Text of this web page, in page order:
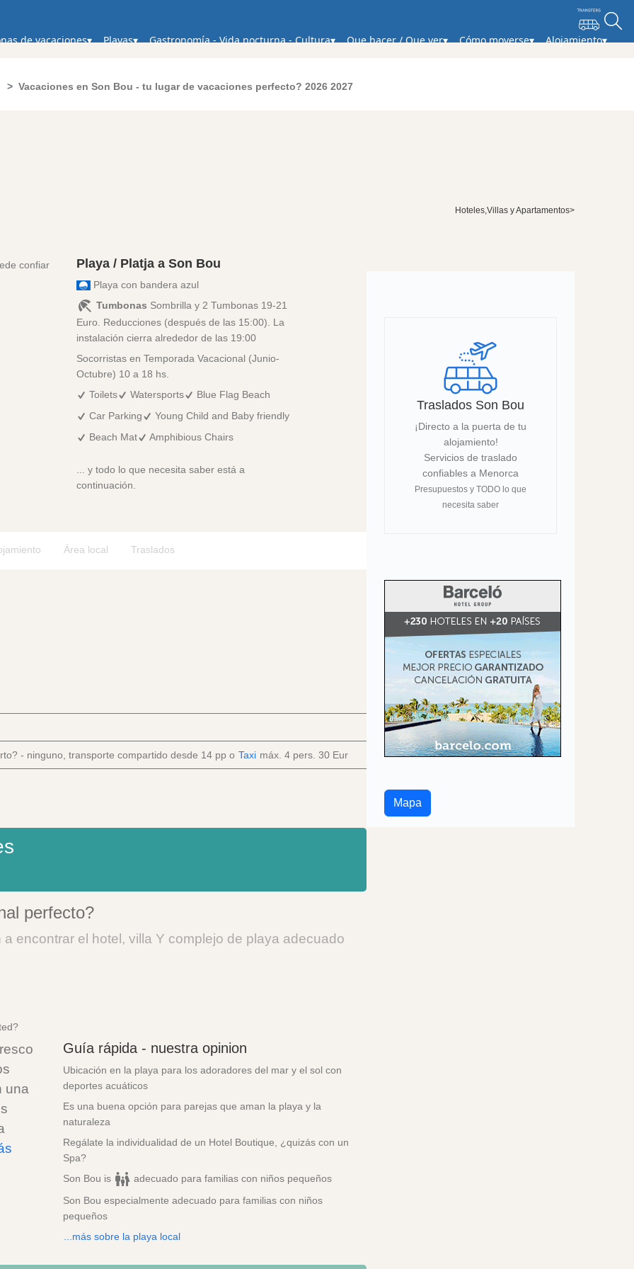
Vacaciones en Son Bou - tu lugar de vacaciones perfecto? 2026 2027
Hoteles,Villas y Apartamentos>
Playa / Platja a Son Bou
Playa con bandera azul
Tumbonas Sombrilla y 2 Tumbonas 19-21
Euro. Reducciones (después de las 15:00). La
instalación cierra alrededor de las 19:00
Socorristas en Temporada Vacacional (Junio-
Octubre) 10 a 18 hs.
Toilets
Watersports
Blue Flag Beach
Car Parking
Young Child and Baby friendly
Beach Mat
Amphibious Chairs
... y todo lo que necesita saber está a
continuación.
Área local Traslados
- ninguno, transporte compartido desde 14 pp o Taxi máx. 4 pers. 30 Eur
perfecto?
encontrar el hotel, villa Y complejo de playa adecuado
una
Guía rápida - nuestra opinion
Ubicación en la playa para los adoradores del mar y el sol con
deportes acuáticos
Es una buena opción para parejas que aman la playa y la
naturaleza
Regálate la individualidad de un Hotel Boutique, ¿quizás con un
Spa?
Son Bou is
adecuado para familias con niños pequeños
Son Bou especialmente adecuado para familias con niños
pequeños
...más sobre la playa local
Traslados Son Bou
¡Directo a la puerta de tu
alojamiento!
Servicios de traslado
confiables a Menorca
Presupuestos y TODO lo que
necesita saber
Mapa
de vacaciones Playas Gastronomía - Vida nocturna - Cultura Que hacer / Que ver Cómo moverse Alojamiento